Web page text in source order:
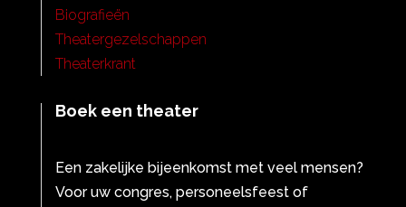
Biografieën
Theatergezelschappen
Theaterkrant
Boek een theater
Een zakelijke bijeenkomst met veel mensen?
Voor uw congres, personeelsfeest of